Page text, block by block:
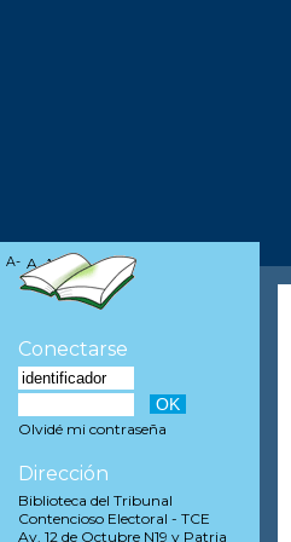
A- A A+
Conectarse
Olvidé mi contraseña
Dirección
Biblioteca del Tribunal
Contencioso Electoral - TCE
Av. 12 de Octubre N19 y Patria